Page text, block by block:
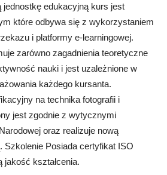
edukacyjną kurs jest
które odbywa się z wykorzystaniem
i platformy e-learningowej.
zarówno zagadnienia teoretyczne
nauki i jest uzależnione w
każdego kursanta.
na technika fotografii i
jest zgodnie z wytycznymi
oraz realizuje nową
Szkolenie Posiada certyfikat ISO
kształcenia.